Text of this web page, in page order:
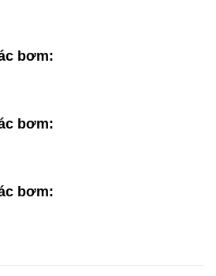
bơm:
bơm:
bơm: